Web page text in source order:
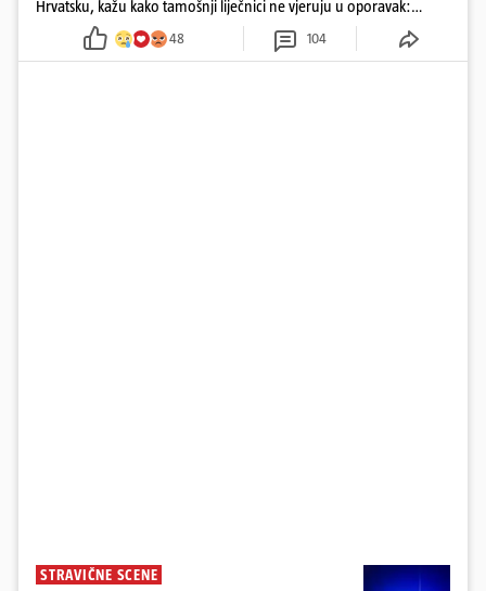
Hrvatsku, kažu kako tamošnji liječnici ne vjeruju u oporavak:
'Imamo 72 sata'
48 104
STRAVIČNE SCENE